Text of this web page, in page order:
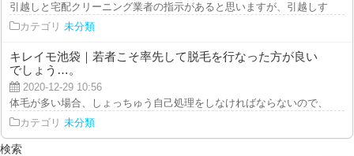
引越しと宅配クリーニング業者の指示があると思いますが、引越しする前
カテゴリ 未分類
キレイモ池袋｜若者こそ率先して脱毛を行なった方が良い
でしょう…。
2020-12-29 10:56
体毛が多い場合、しょっちゅう自己処理をしなければならないので、肌荒
カテゴリ 未分類
検索